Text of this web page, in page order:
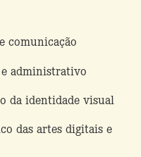
comunicação
administrativo
da identidade visual
das artes digitais e